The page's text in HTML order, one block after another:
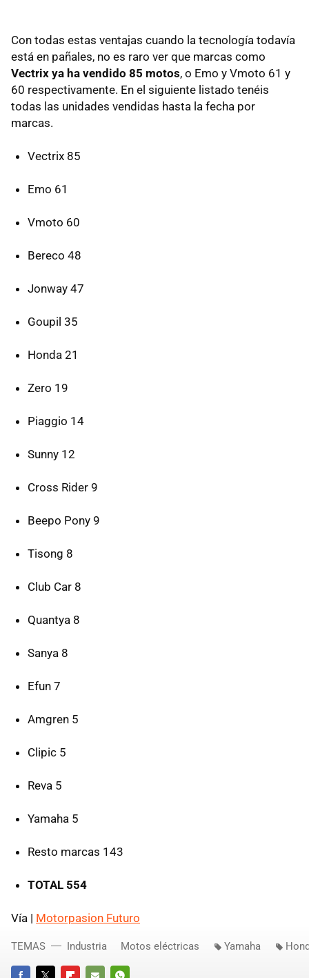
Con todas estas ventajas cuando la tecnología todavía
está en pañales, no es raro ver que marcas como
Vectrix ya ha vendido 85 motos, o Emo y Vmoto 61 y
60 respectivamente. En el siguiente listado tenéis
todas las unidades vendidas hasta la fecha por
marcas.
Vectrix 85
Emo 61
Vmoto 60
Bereco 48
Jonway 47
Goupil 35
Honda 21
Zero 19
Piaggio 14
Sunny 12
Cross Rider 9
Beepo Pony 9
Tisong 8
Club Car 8
Quantya 8
Sanya 8
Efun 7
Amgren 5
Clipic 5
Reva 5
Yamaha 5
Resto marcas 143
TOTAL 554
Vía | Motorpasion Futuro
TEMAS Industria Motos eléctricas Yamaha